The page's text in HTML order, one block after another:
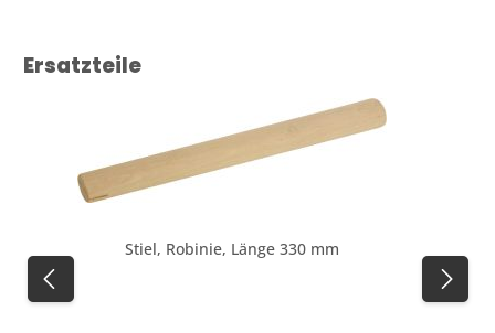
Produktgalerie überspringen
Ersatzteile
Stiel, Robinie, Länge 330 mm